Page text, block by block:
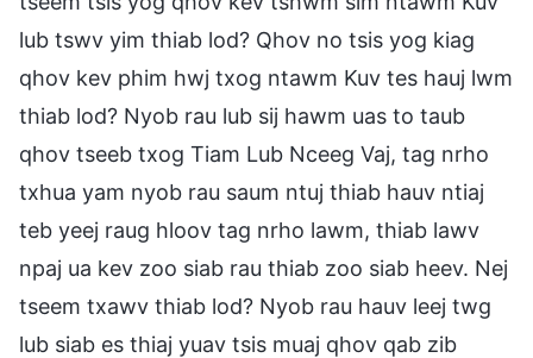
lub tswv yim thiab lod? Qhov no tsis yog kiag
qhov kev phim hwj txog ntawm Kuv tes hauj lwm
thiab lod? Nyob rau lub sij hawm uas to taub
qhov tseeb txog Tiam Lub Nceeg Vaj, tag nrho
txhua yam nyob rau saum ntuj thiab hauv ntiaj
teb yeej raug hloov tag nrho lawm, thiab lawv
npaj ua kev zoo siab rau thiab zoo siab heev. Nej
tseem txawv thiab lod? Nyob rau hauv leej twg
lub siab es thiaj yuav tsis muaj qhov qab zib